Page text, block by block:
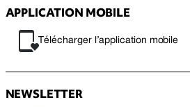
APPLICATION MOBILE
Télécharger l’application mobile
NEWSLETTER